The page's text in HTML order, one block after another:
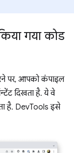
गया कोड
पर, आपको कंपाइल
दिखता है. ये वे
है. DevTools इसे